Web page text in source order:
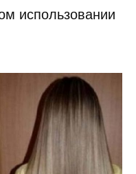
использовании